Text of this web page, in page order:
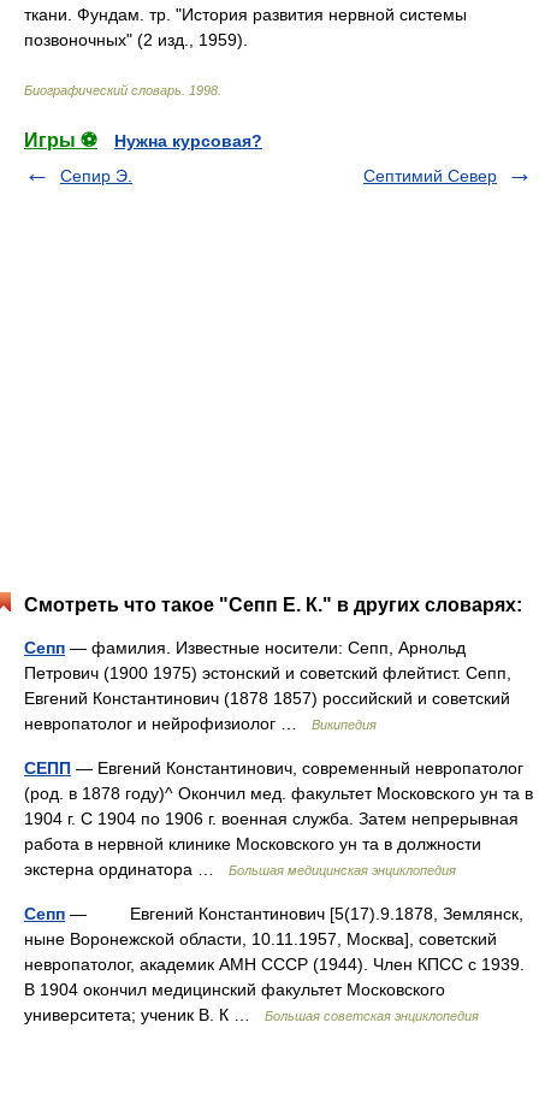
ткани. Фундам. тр. "История развития нервной системы
позвоночных" (2 изд., 1959).
Биографический словарь 1998
Игры ⚽
Нужна курсовая?
Сепир Э.
Септимий Север
Смотреть что такое "Сепп Е. К." в других словарях:
Сепп — фамилия. Известные носители: Сепп, Арнольд
Петрович (1900 1975) эстонский и советский флейтист. Сепп,
Евгений Константинович (1878 1857) российский и советский
невропатолог и нейрофизиолог …
Википедия
СЕПП — Евгений Константинович, современный невропатолог
(род. в 1878 году)^ Окончил мед. факультет Московского ун та в
1904 г. С 1904 по 1906 г. военная служба. Затем непрерывная
работа в нервной клинике Московского ун та в должности
экстерна ординатора …
Большая медицинская энциклопедия
Сепп — Евгений Константинович [5(17).9.1878, Землянск,
ныне Воронежской области, 10.11.1957, Москва], советский
невропатолог, академик АМН СССР (1944). Член КПСС с 1939.
В 1904 окончил медицинский факультет Московского
университета; ученик В. К …
Большая советская энциклопедия